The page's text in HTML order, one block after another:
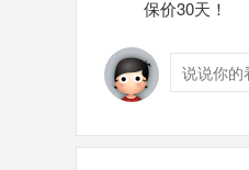
保价30天！